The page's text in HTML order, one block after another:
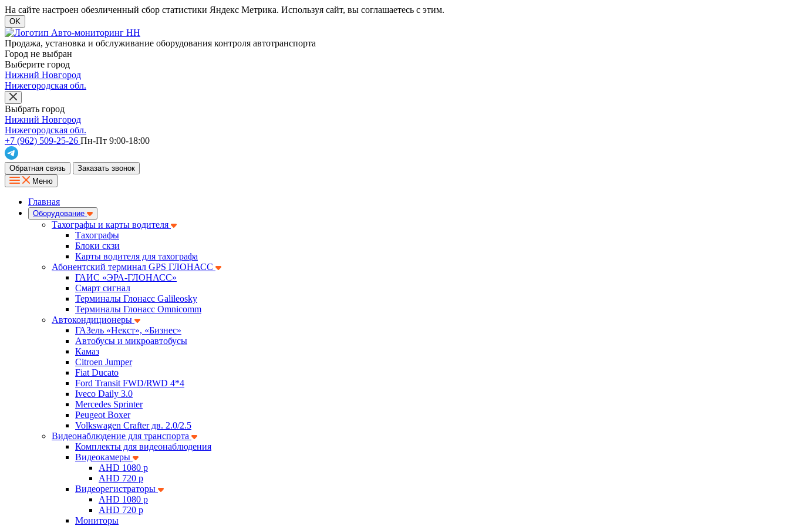
На сайте настроен обезличенный сбор статистики Яндекс Метрика. Используя сайт, вы соглашаетесь с этим.
OK
Продажа, установка и обслуживание оборудования контроля автотранспорта
Город не выбран
Выберите город
Нижний Новгород
Нижегородская обл.
Выбрать город
Нижний Новгород
Нижегородская обл.
+7 (962) 509-25-26 Пн-Пт 9:00-18:00
Обратная связь
Заказать звонок
Меню
Главная
Оборудование
Тахографы и карты водителя
Тахографы
Блоки скзи
Карты водителя для тахографа
Абонентский терминал GPS ГЛОНАСС
ГАИС «ЭРА-ГЛОНАСС»
Смарт сигнал
Терминалы Глонасс Galileosky
Терминалы Глонасс Omnicomm
Автокондиционеры
ГАЗель «Некст», «Бизнес»
Автобусы и микроавтобусы
Камаз
Citroen Jumper
Fiat Ducato
Ford Transit FWD/RWD 4*4
Iveco Daily 3.0
Mercedes Sprinter
Peugeot Boxer
Volkswagen Crafter дв. 2.0/2.5
Видеонаблюдение для транспорта
Комплекты для видеонаблюдения
Видеокамеры
AHD 1080 p
AHD 720 p
Видеорегистраторы
AHD 1080 p
AHD 720 p
Мониторы